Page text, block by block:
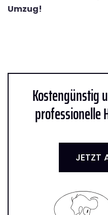
Umzug!
Kostengünstig
professionelle
JETZT